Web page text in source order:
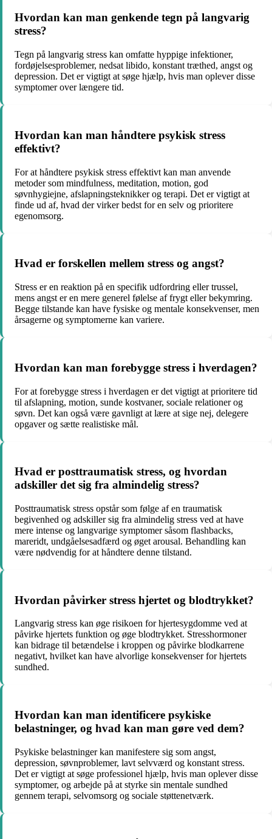
Hvordan kan man genkende tegn på langvarig
stress?
Tegn på langvarig stress kan omfatte hyppige infektioner,
fordøjelsesproblemer, nedsat libido, konstant træthed, angst og
depression. Det er vigtigt at søge hjælp, hvis man oplever disse
symptomer over længere tid.
Hvordan kan man håndtere psykisk stress
effektivt?
For at håndtere psykisk stress effektivt kan man anvende
metoder som mindfulness, meditation, motion, god
søvnhygiejne, afslapningsteknikker og terapi. Det er vigtigt at
finde ud af, hvad der virker bedst for en selv og prioritere
egenomsorg.
Hvad er forskellen mellem stress og angst?
Stress er en reaktion på en specifik udfordring eller trussel,
mens angst er en mere generel følelse af frygt eller bekymring.
Begge tilstande kan have fysiske og mentale konsekvenser, men
årsagerne og symptomerne kan variere.
Hvordan kan man forebygge stress i hverdagen?
For at forebygge stress i hverdagen er det vigtigt at prioritere tid
til afslapning, motion, sunde kostvaner, sociale relationer og
søvn. Det kan også være gavnligt at lære at sige nej, delegere
opgaver og sætte realistiske mål.
Hvad er posttraumatisk stress, og hvordan
adskiller det sig fra almindelig stress?
Posttraumatisk stress opstår som følge af en traumatisk
begivenhed og adskiller sig fra almindelig stress ved at have
mere intense og langvarige symptomer såsom flashbacks,
mareridt, undgåelsesadfærd og øget arousal. Behandling kan
være nødvendig for at håndtere denne tilstand.
Hvordan påvirker stress hjertet og blodtrykket?
Langvarig stress kan øge risikoen for hjertesygdomme ved at
påvirke hjertets funktion og øge blodtrykket. Stresshormoner
kan bidrage til betændelse i kroppen og påvirke blodkarrene
negativt, hvilket kan have alvorlige konsekvenser for hjertets
sundhed.
Hvordan kan man identificere psykiske
belastninger, og hvad kan man gøre ved dem?
Psykiske belastninger kan manifestere sig som angst,
depression, søvnproblemer, lavt selvværd og konstant stress.
Det er vigtigt at søge professionel hjælp, hvis man oplever disse
symptomer, og arbejde på at styrke sin mentale sundhed
gennem terapi, selvomsorg og sociale støttenetværk.